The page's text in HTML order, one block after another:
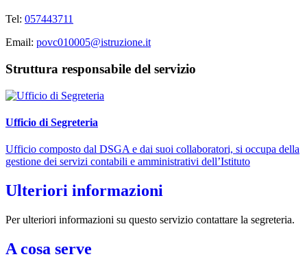
Tel: 057443711
Email: povc010005@istruzione.it
Struttura responsabile del servizio
Ufficio di Segreteria
Ufficio composto dal DSGA e dai suoi collaboratori, si occupa della
gestione dei servizi contabili e amministrativi dell’Istituto
Ulteriori informazioni
Per ulteriori informazioni su questo servizio contattare la segreteria.
A cosa serve